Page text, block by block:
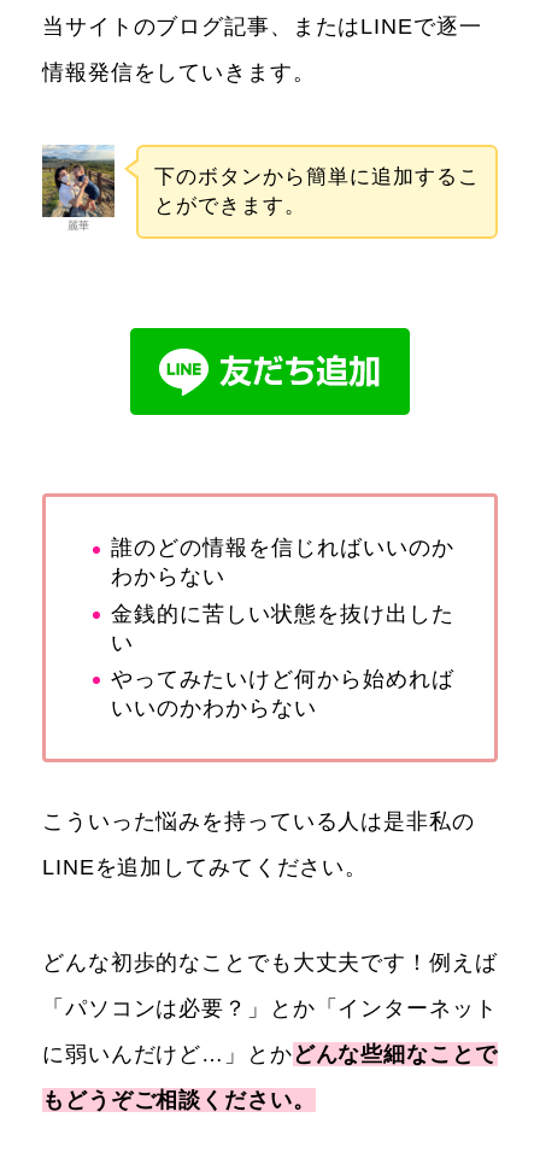
当サイトのブログ記事、またはLINEで逐一
情報発信をしていきます。
麗華
下のボタンから簡単に追加するこ
とができます。
誰のどの情報を信じればいいのか
わからない
金銭的に苦しい状態を抜け出した
い
やってみたいけど何から始めれば
いいのかわからない
こういった悩みを持っている人は是非私の
LINEを追加してみてください。
どんな初歩的なことでも大丈夫です！例えば
「パソコンは必要？」とか「インターネット
に弱いんだけど…」とかどんな些細なことで
もどうぞご相談ください。